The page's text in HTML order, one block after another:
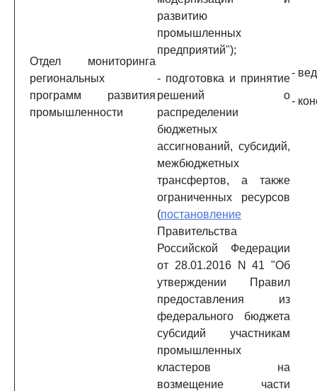
Отдел мониторинга
региональных
программ развития
промышленности
развитию
промышленных
предприятий");
- подготовка и принятие
решений о
распределении
бюджетных
ассигнований, субсидий,
межбюджетных
трансфертов, а также
ограниченных ресурсов
(постановление
Правительства
Российской Федерации
от 28.01.2016 N 41 "Об
утверждении Правил
предоставления из
федерального бюджета
субсидий участникам
промышленных
кластеров на
возмещение части
-
-